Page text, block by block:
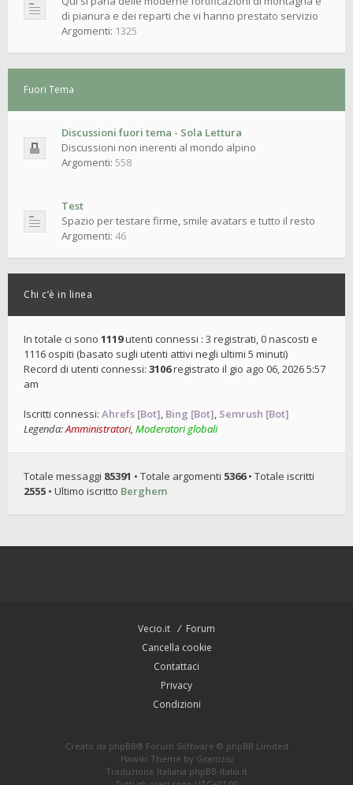
di pianura e dei reparti che vi hanno prestato servizio
Argomenti: 1325
Fuori Tema
Discussioni fuori tema - Sola Lettura
Discussioni non inerenti al mondo alpino
Argomenti: 558
Test
Spazio per testare firme, smile avatars e tutto il resto
Argomenti: 46
Chi c’è in linea
In totale ci sono 1119utenti connessi : 3 registrati, 0 nascosti e
1116 ospiti (basato sugli utenti attivi negli ultimi 5 minuti)
Record di utenti connessi: 3106registrato il gio ago 06, 2026 5:57
am
Iscritti connessi: Ahrefs [Bot], Bing [Bot], Semrush [Bot]
Legenda:Amministratori, Moderatori globali
Totale messaggi 85391 • Totale argomenti 5366• Totale iscritti
2555 • Ultimo iscritto Berghem
Vecio.it
Forum
Cancella cookie
Contattaci
Privacy
Condizioni
Creato da phpBB® Forum Software © phpBB Limited
Hawiki Theme by Gramziu
Traduzione Italiana phpBB-Italia.it